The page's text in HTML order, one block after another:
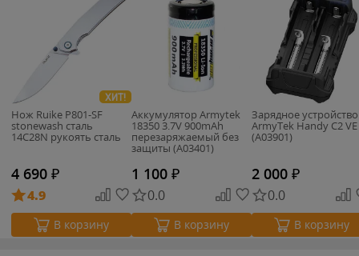
ХИТ!
Нож Ruike P801-SF
stonewash сталь
14C28N рукоять сталь
4 690 ₽
4.9
В корзину
Аккумулятор Armytek
18350 3.7V 900mAh
перезаряжаемый без
защиты (A03401)
1 100 ₽
0.0
В корзину
Зарядное устройство
ArmyTek Handy C2 VE
(A03901)
2 000 ₽
0.0
В корзину